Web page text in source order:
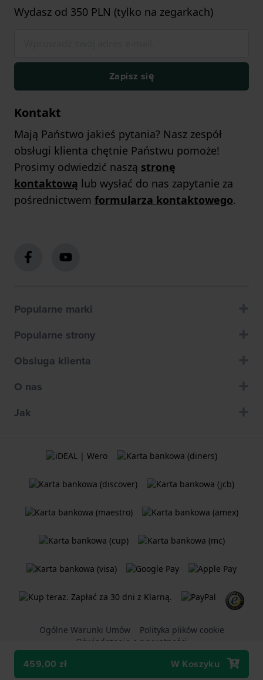
459,00 zł W Koszyku
Wydasz od 350 PLN (tylko na zegarkach)
Zapisz się
Kontakt
Mają Państwo jakieś pytania? Nasz zespół
obsługi klienta chętnie Państwu pomoże!
Prosimy odwiedzić naszą stronę
kontaktową lub wysłać do nas zapytanie za
pośrednictwem formularza kontaktowego.
Popularne marki
Popularne strony
Obsluga klienta
O nas
Jak
Ogólne Warunki Umów
Polityka plików cookie
Oświadczenie o prywatności
Sklep internetowy Holland Watch Group B.V.